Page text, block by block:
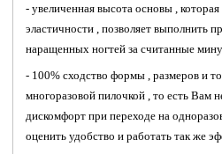
- увеличенная высота основы , которая
эластичности , позволяет выполнить
наращенных ногтей за считанные
- 100% сходство формы , размеров и
многоразовой пилочкой , то есть Вам
дискомфорт при переходе на
оценить удобство и работать так же